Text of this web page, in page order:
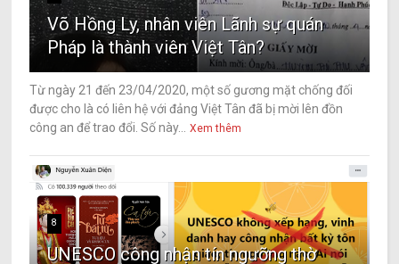
Võ Hồng Ly, nhân viên Lãnh sự quán
Pháp là thành viên Việt Tân?
Từ ngày 21 đến 23/04/2020, một số gương mặt chống đối
được cho là có liên hệ với đảng Việt Tân đã bị mời lên đồn
công an để trao đổi. Số này...
Xem thêm
8
UNESCO công nhận tín ngưỡng thờ